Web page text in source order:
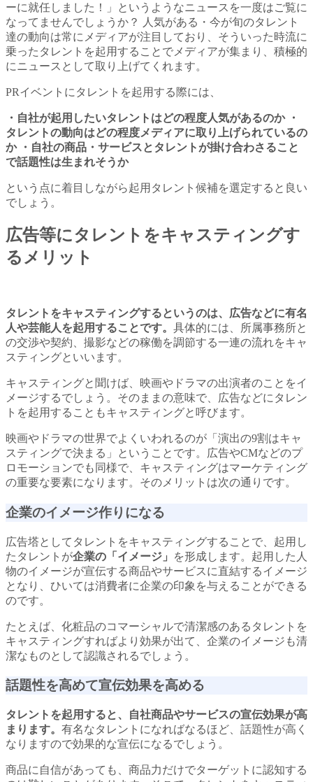
ーに就任しました！」というようなニュースを一度はご覧に
なってませんでしょうか？ 人気がある・今が旬のタレント
達の動向は常にメディアが注目しており、そういった時流に
乗ったタレントを起用することでメディアが集まり、積極的
にニュースとして取り上げてくれます。
PRイベントにタレントを起用する際には、
・自社が起用したいタレントはどの程度人気があるのか
・
タレントの動向はどの程度メディアに取り上げられているの
か
・自社の商品・サービスとタレントが掛け合わさること
で話題性は生まれそうか
という点に着目しながら起用タレント候補を選定すると良い
でしょう。
広告等にタレントをキャスティングす
るメリット
タレントをキャスティングするというのは、広告などに有名
人や芸能人を起用することです。 具体的には、所属事務所と
の交渉や契約、撮影などの稼働を調節する一連の流れをキャ
スティングといいます。
キャスティングと聞けば、映画やドラマの出演者のことをイ
メージするでしょう。そのままの意味で、広告などにタレン
トを起用することもキャスティングと呼びます。
映画やドラマの世界でよくいわれるのが「演出の9割はキャ
スティングで決まる」ということです。広告やCMなどのプ
ロモーションでも同様で、キャスティングはマーケティング
の重要な要素になります。そのメリットは次の通りです。
企業のイメージ作りになる
広告塔としてタレントをキャスティングすることで、起用し
たタレントが企業の「イメージ」
を形成します。起用した人
物のイメージが宣伝する商品やサービスに直結するイメージ
となり、ひいては消費者に企業の印象を与えることができる
のです。
たとえば、化粧品のコマーシャルで清潔感のあるタレントを
キャスティングすればより効果が出て、企業のイメージも清
潔なものとして認識されるでしょう。
話題性を高めて宣伝効果を高める
タレントを起用すると、自社商品やサービスの宣伝効果が高
まります。 有名なタレントになればなるほど、話題性が高く
なりますので効果的な宣伝になるでしょう。
商品に自信があっても、商品力だけでターゲットに認知する